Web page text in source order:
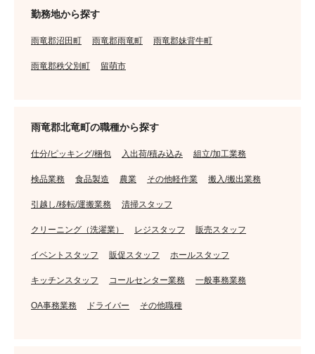
勤務地から探す
雨竜郡沼田町 雨竜郡雨竜町 雨竜郡妹背牛町
雨竜郡秩父別町 留萌市
雨竜郡北竜町の職種から探す
仕分/ピッキング/梱包 入出荷/積み込み 組立/加工業務
検品業務 食品製造 農業 その他軽作業 搬入/搬出業務
引越し/移転/運搬業務 清掃スタッフ
クリーニング（洗濯業） レジスタッフ 販売スタッフ
イベントスタッフ 販促スタッフ ホールスタッフ
キッチンスタッフ コールセンター業務 一般事務業務
OA事務業務 ドライバー その他職種